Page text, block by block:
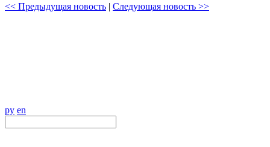
<< Предыдущая новость | Следующая новость >>
ру en